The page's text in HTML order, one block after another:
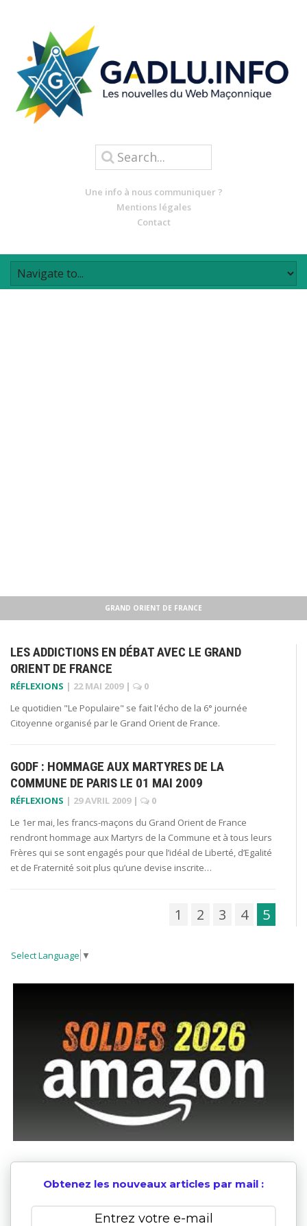
Une info à nous communiquer ?
Mentions légales
Contact
GRAND ORIENT DE FRANCE
LES ADDICTIONS EN DÉBAT AVEC LE GRAND
ORIENT DE FRANCE
RÉFLEXIONS | 22 MAI 2009 |
0
Le quotidien "Le Populaire" se fait l'écho de la 6° journée
Citoyenne organisé par le Grand Orient de France.
GODF : HOMMAGE AUX MARTYRES DE LA
COMMUNE DE PARIS LE 01 MAI 2009
RÉFLEXIONS | 29 AVRIL 2009 |
0
Le 1er mai, les francs-maçons du Grand Orient de France
rendront hommage aux Martyrs de la Commune et à tous leurs
Frères qui se sont engagés pour que l’idéal de Liberté, d’Egalité
et de Fraternité soit plus qu’une devise inscrite…
1 2 3 4 5
Select Language ▼
Obtenez les nouveaux articles par mail :